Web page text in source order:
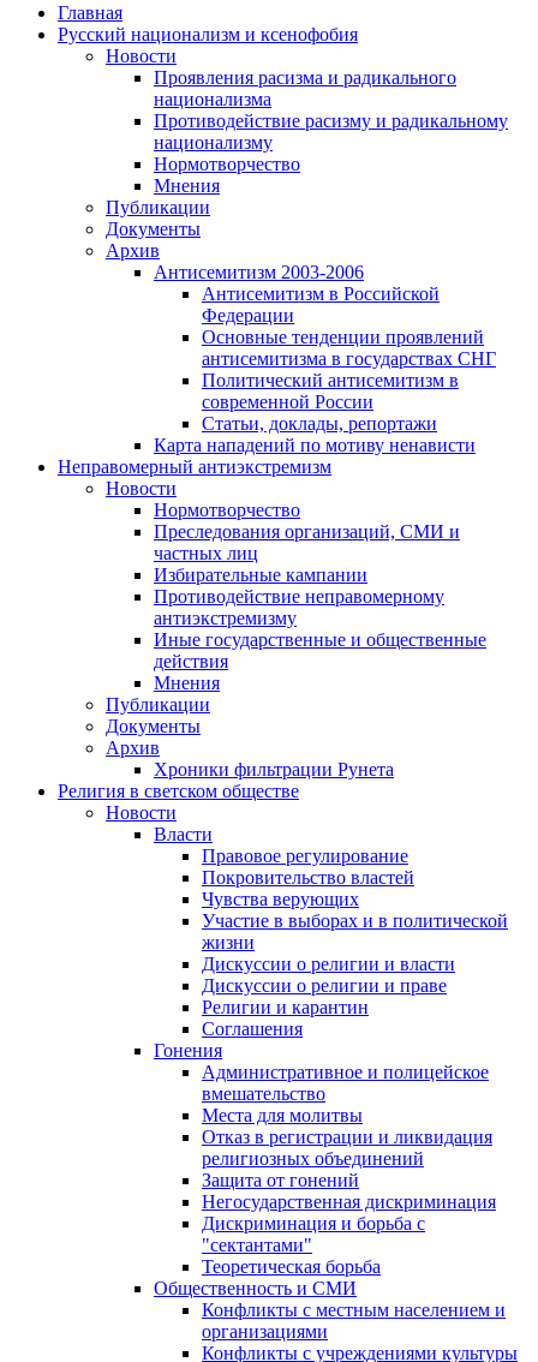
Главная
Русский национализм и ксенофобия
Новости
Проявления расизма и радикального
национализма
Противодействие расизму и радикальному
национализму
Нормотворчество
Мнения
Публикации
Документы
Архив
Антисемитизм 2003-2006
Антисемитизм в Российской
Федерации
Основные тенденции проявлений
антисемитизма в государствах СНГ
Политический антисемитизм в
современной России
Статьи, доклады, репортажи
Карта нападений по мотиву ненависти
Неправомерный антиэкстремизм
Новости
Нормотворчество
Преследования организаций, СМИ и
частных лиц
Избирательные кампании
Противодействие неправомерному
антиэкстремизму
Иные государственные и общественные
действия
Мнения
Публикации
Документы
Архив
Хроники фильтрации Рунета
Религия в светском обществе
Новости
Власти
Правовое регулирование
Покровительство властей
Чувства верующих
Участие в выборах и в политической
жизни
Дискуссии о религии и власти
Дискуссии о религии и праве
Религии и карантин
Соглашения
Гонения
Административное и полицейское
вмешательство
Места для молитвы
Отказ в регистрации и ликвидация
религиозных объединений
Защита от гонений
Негосударственная дискриминация
Дискриминация и борьба с
"сектантами"
Теоретическая борьба
Общественность и СМИ
Конфликты с местным населением и
организациями
Конфликты с учреждениями культуры